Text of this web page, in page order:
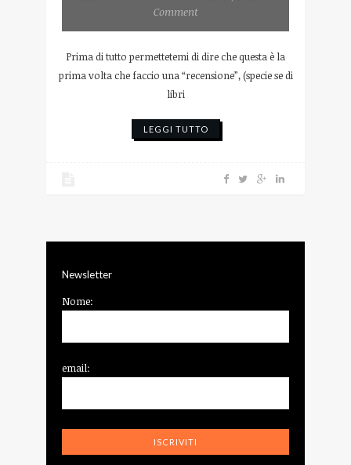
Comment
Prima di tutto permettetemi di dire che questa è la
prima volta che faccio una “recensione”, (specie se di
libri
LEGGI TUTTO
Newsletter
Nome:
email: